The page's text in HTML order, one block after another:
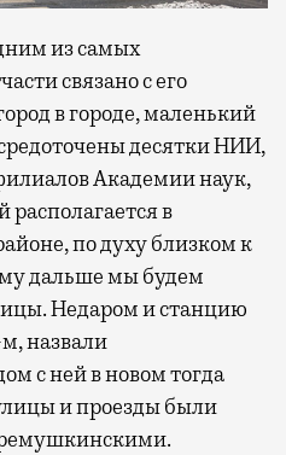
из самых
связано с его
в городе, маленький
десятки НИИ,
Академии наук,
располагается в
по духу близком к
дальше мы будем
Недаром и станцию
назвали
с ней в новом тогда
и проезды были